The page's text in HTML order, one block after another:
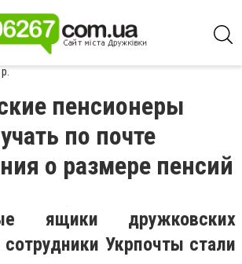
пенсионеры
по почте
о размере пенсий
ящики дружковских
сотрудники Укрпочты стали